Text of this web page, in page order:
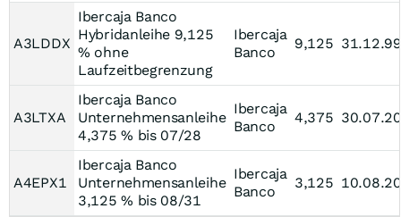
A3LDDX
Ibercaja Banco
Hybridanleihe 9,125
% ohne
Laufzeitbegrenzung
Ibercaja
Banco
9,125
A3LTXA
Ibercaja Banco
Unternehmensanleihe
4,375 % bis 07/28
Ibercaja
Banco
4,375
A4EPX1
Ibercaja Banco
Unternehmensanleihe
3,125 % bis 08/31
Ibercaja
Banco
3,125